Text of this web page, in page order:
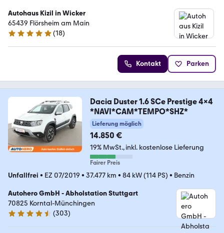
Autohaus Kizil in Wicker
65439 Flörsheim am Main
5 Sterne
(18)
Kontakt Parken
Dacia Duster 1.6 SCe Prestige 4x4
*NAVI*CAM*TEMPO*SHZ*
Lieferung möglich
14.850 €
19% MwSt. inkl. kostenlose Lieferung
Fairer Preis
Unfallfrei • EZ 07/2019 • 37.477 km • 84 kW (114 PS) • Benzin
Autohero GmbH - Abholstation Stuttgart
70825 Korntal-Münchingen
4.4 Sterne
(303)